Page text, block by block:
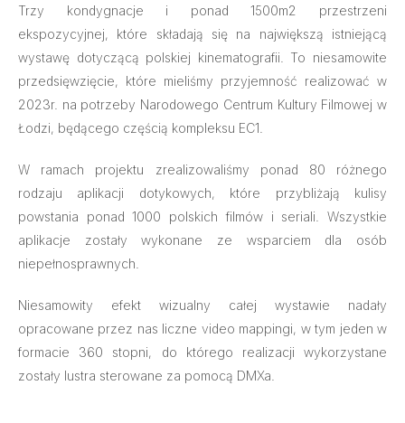
Trzy kondygnacje i ponad 1500m2 przestrzeni
ekspozycyjnej, które składają się na największą istniejącą
wystawę dotyczącą polskiej kinematografii. To niesamowite
przedsięwzięcie, które mieliśmy przyjemność realizować w
2023r. na potrzeby Narodowego Centrum Kultury Filmowej w
Łodzi, będącego częścią kompleksu EC1.
W ramach projektu zrealizowaliśmy ponad 80 różnego
rodzaju aplikacji dotykowych, które przybliżają kulisy
powstania ponad 1000 polskich filmów i seriali. Wszystkie
aplikacje zostały wykonane ze wsparciem dla osób
niepełnosprawnych.
Niesamowity efekt wizualny całej wystawie nadały
opracowane przez nas liczne video mappingi, w tym jeden w
formacie 360 stopni, do którego realizacji wykorzystane
zostały lustra sterowane za pomocą DMXa.